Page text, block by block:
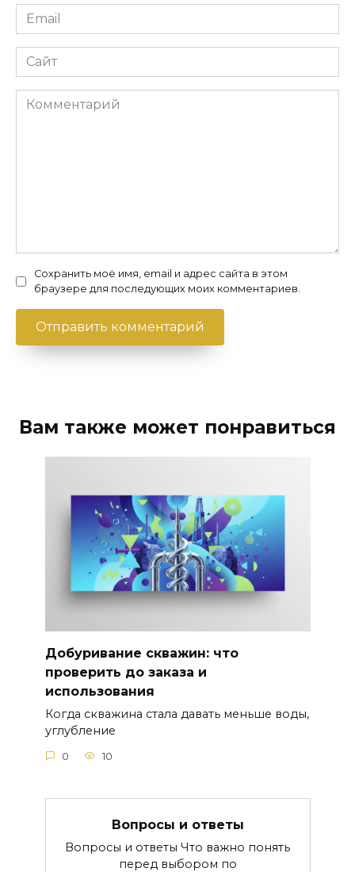
Email
*
Сайт
Комментарий
Сохранить моё имя, email и адрес сайта в этом
браузере для последующих моих комментариев.
Вам также может понравиться
Добуривание скважин: что
проверить до заказа и
использования
Когда скважина стала давать меньше воды,
углубление
0 10
Вопросы и ответы
Вопросы и ответы Что важно понять
перед выбором по